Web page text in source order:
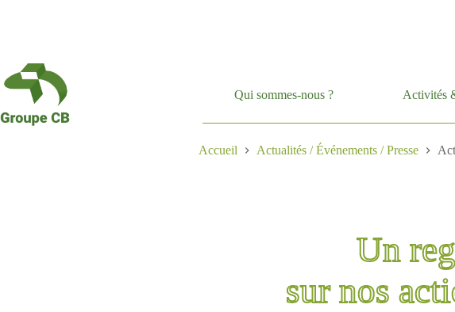
Qui sommes-nous ? Activités
Accueil Actualités / Événements / Presse
Un
sur nos